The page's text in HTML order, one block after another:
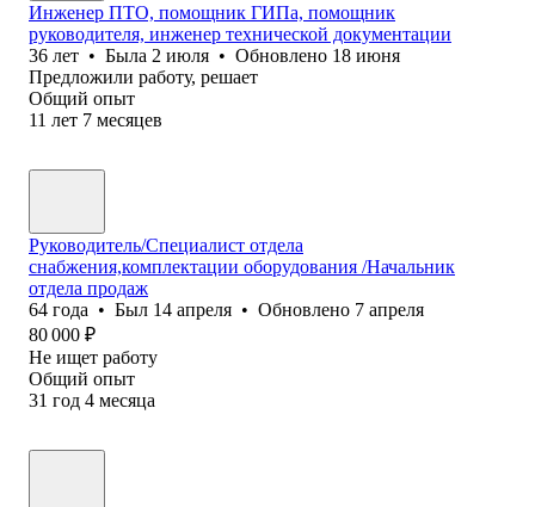
Инженер ПТО, помощник ГИПа, помощник
руководителя, инженер технической документации
36 лет • Была 2 июля • Обновлено 18 июня
Предложили работу, решает
Общий опыт
11 лет 7 месяцев
Руководитель/Специалист отдела
снабжения,комплектации оборудования /Начальник
отдела продаж
64 года • Был 14 апреля • Обновлено 7 апреля
80 000 ₽
Не ищет работу
Общий опыт
31 год 4 месяца